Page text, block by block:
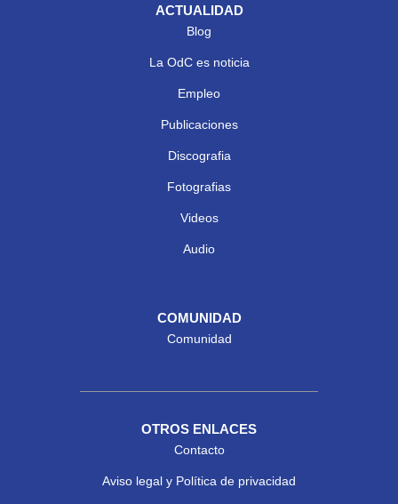
ACTUALIDAD
Blog
La OdC es noticia
Empleo
Publicaciones
Discografia
Fotografias
Videos
Audio
COMUNIDAD
Comunidad
OTROS ENLACES
Contacto
Aviso legal y Política de privacidad